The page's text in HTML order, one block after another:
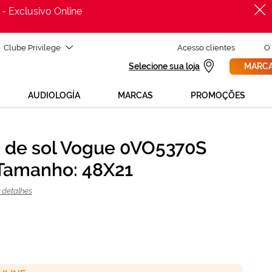
Exclusivo Online
Clube Privilege Acesso clientes O
Selecione sua loja
AUDIOLOGÍA MARCAS PROMOÇÕES
PROCURAR
ADICIONAR AO CARRINHO
sol Vogue 0VO5370S
48X21
detalhes